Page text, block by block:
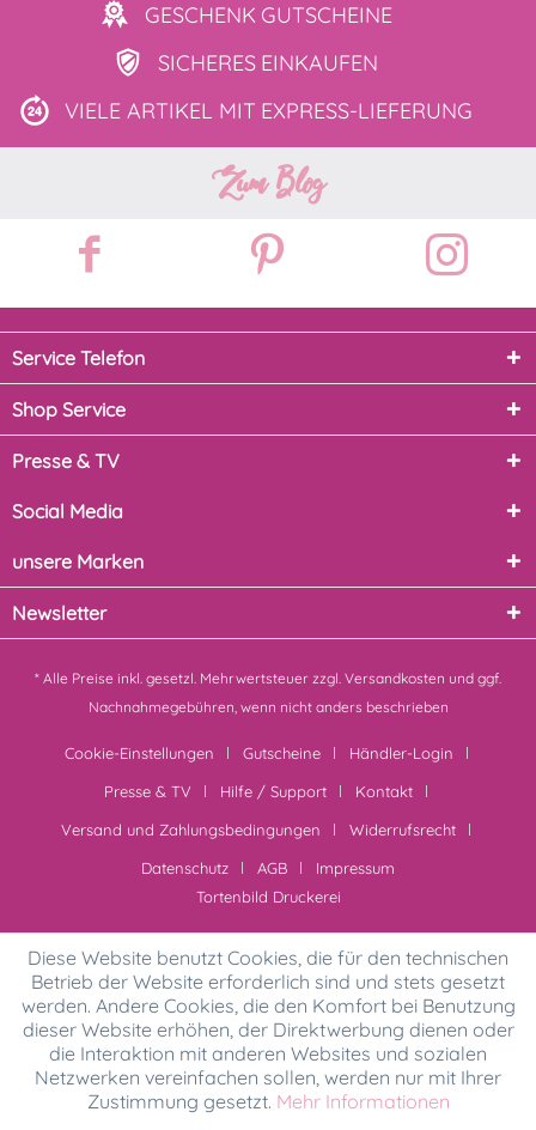
GESCHENK GUTSCHEINE
SICHERES EINKAUFEN
VIELE ARTIKEL MIT EXPRESS-LIEFERUNG
Zum Blog
Service Telefon
Shop Service
Presse & TV
Social Media
unsere Marken
Newsletter
* Alle Preise inkl. gesetzl. Mehrwertsteuer zzgl. Versandkosten und ggf.
Nachnahmegebühren, wenn nicht anders beschrieben
Cookie-Einstellungen Gutscheine
Händler-Login
Presse & TV
Hilfe / Support
Kontakt
Versand und Zahlungsbedingungen
Widerrufsrecht
Datenschutz
AGB
Impressum
Tortenbild Druckerei
Diese Website benutzt Cookies, die für den technischen
Betrieb der Website erforderlich sind und stets gesetzt
werden. Andere Cookies, die den Komfort bei Benutzung
dieser Website erhöhen, der Direktwerbung dienen oder
die Interaktion mit anderen Websites und sozialen
Netzwerken vereinfachen sollen, werden nur mit Ihrer
Zustimmung gesetzt. Mehr Informationen